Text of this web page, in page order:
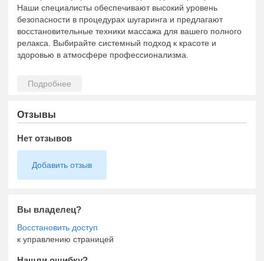
Наши специалисты обеспечивают высокий уровень
безопасности в процедурах шугаринга и предлагают
восстановительные техники массажа для вашего полного
релакса. Выбирайте системный подход к красоте и
здоровью в атмосфере профессионализма.
Отзывы
Нет отзывов
Добавить отзыв
Вы владелец?
к управлению страницей